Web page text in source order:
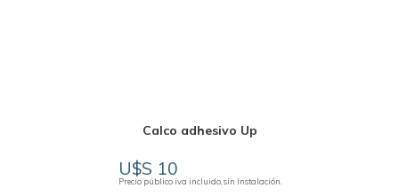
Calco adhesivo Up
U$S 10
Precio público iva incluido, sin instalación.